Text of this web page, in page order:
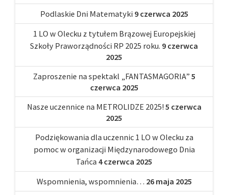
Podlaskie Dni Matematyki 9 czerwca 2025
1 LO w Olecku z tytułem Brązowej Europejskiej
Szkoły Praworządności RP 2025 roku. 9 czerwca
2025
Zaproszenie na spektakl „FANTASMAGORIA” 5
czerwca 2025
Nasze uczennice na METROLIDZE 2025! 5 czerwca
2025
Podziękowania dla uczennic 1 LO w Olecku za
pomoc w organizacji Międzynarodowego Dnia
Tańca 4 czerwca 2025
Wspomnienia, wspomnienia… 26 maja 2025